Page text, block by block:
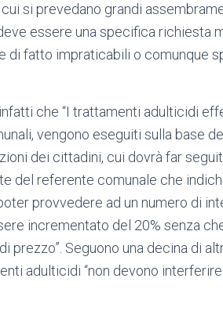
si prevedano grandi
essere una specifica richiesta
di fatto impraticabili o comunque
che “I trattamenti adulticidi
vengono eseguiti sulla base
dei cittadini, cui dovrà far
del referente comunale che
provvedere ad un numero di
incrementato del 20% senza
prezzo”. Seguono una decina di
adulticidi “non devono